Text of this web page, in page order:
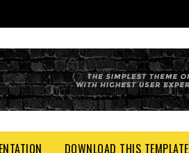
DOWNLOAD THIS TEMPLATE